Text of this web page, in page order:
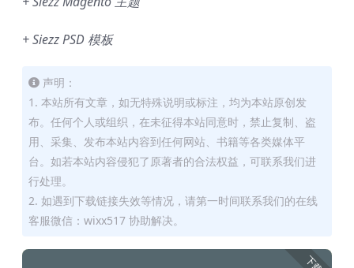
+ Siezz PSD 模板
声明：
1. 本站所有文章，如无特殊说明或标注，均为本站原创发
布。任何个人或组织，在未征得本站同意时，禁止复制、盗
用、采集、发布本站内容到任何网站、书籍等各类媒体平
台。如若本站内容侵犯了原著者的合法权益，可联系我们进
行处理。
2. 如遇到下载链接失效等情况，请第一时间联系我们的在线
客服微信：wixx517 协助解决。